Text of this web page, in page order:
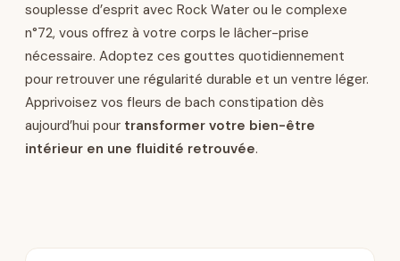
souplesse d’esprit avec Rock Water ou le complexe
n°72, vous offrez à votre corps le lâcher-prise
nécessaire. Adoptez ces gouttes quotidiennement
pour retrouver une régularité durable et un ventre léger.
Apprivoisez vos fleurs de bach constipation dès
aujourd’hui pour transformer votre bien-être
intérieur en une fluidité retrouvée.